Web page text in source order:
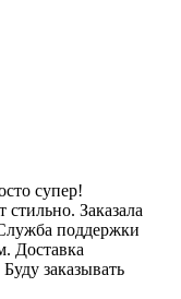
супер!
Заказала
поддержки
Доставка
заказывать